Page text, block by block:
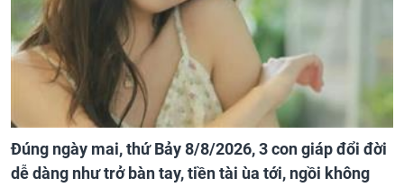
Đúng ngày mai, thứ Bảy 8/8/2026, 3 con giáp đổi đời
dễ dàng như trở bàn tay, tiền tài ùa tới, ngồi không